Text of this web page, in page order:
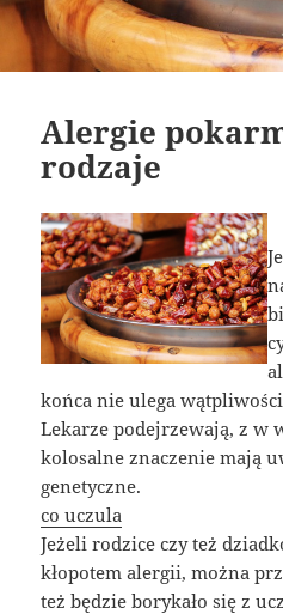
Alergie
rodzaje
końca nie ulega
Lekarze podejrzewają, z w
kolosalne znaczenie mają
genetyczne.
co uczula
Jeżeli rodzice czy też
kłopotem alergii, można
też będzie borykało się z